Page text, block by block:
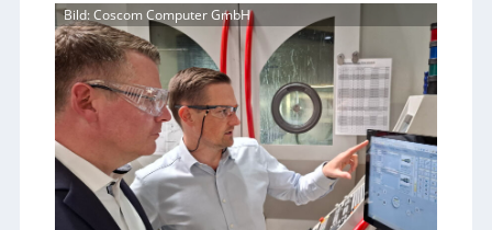
Bild: Coscom Computer GmbH